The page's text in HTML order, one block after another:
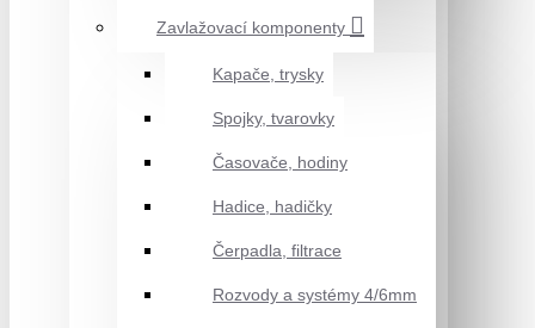
Zavlažovací komponenty
Kapače, trysky
Spojky, tvarovky
Časovače, hodiny
Hadice, hadičky
Čerpadla, filtrace
Rozvody a systémy 4/6mm